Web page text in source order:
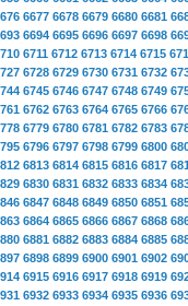
6677 6678 6679 6680 6681
6694 6695 6696 6697 6698
6711 6712 6713 6714 6715
6728 6729 6730 6731 6732
6745 6746 6747 6748 6749
6762 6763 6764 6765 6766
6779 6780 6781 6782 6783
6796 6797 6798 6799 6800
6813 6814 6815 6816 6817
6830 6831 6832 6833 6834
6847 6848 6849 6850 6851
6864 6865 6866 6867 6868
6881 6882 6883 6884 6885
6898 6899 6900 6901 6902
6915 6916 6917 6918 6919
6932 6933 6934 6935 6936